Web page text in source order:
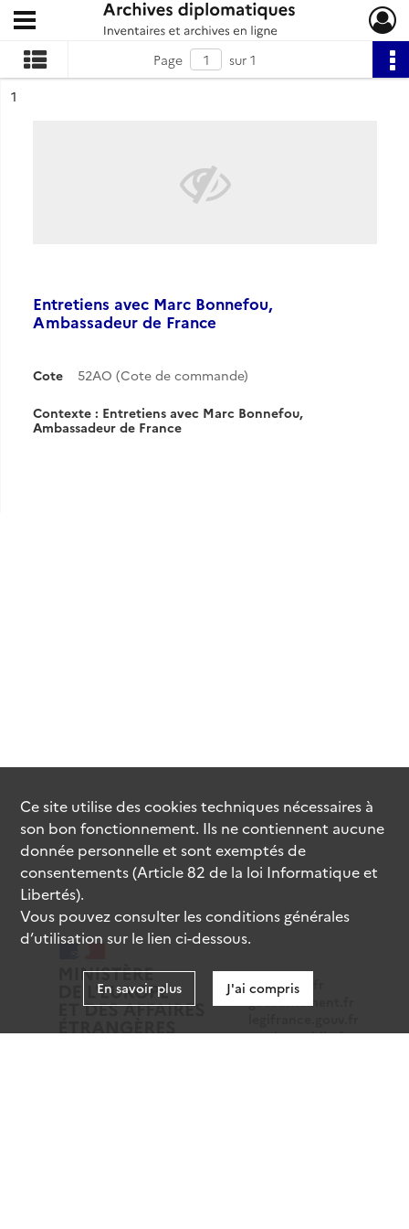
Archives diplomatiques
Ouvrir le menu déroulant
Page
sur 1
n°
1
Entretiens avec Marc Bonnefou,
Ambassadeur de France
Cote 52AO (Cote de commande)
Contexte : Entretiens avec Marc Bonnefou,
Ambassadeur de France
data.gouv.fr
gouvernement.fr
service-public.fr
Ce site utilise descookiestechniques nécessaires à
son bon fonctionnement. Ils ne contiennent aucune
donnée personnelle et sont exemptés de
consentements (Article 82 de la loi Informatique et
Libertés).
Vous pouvez consulter les conditions générales
d’utilisation sur le lien ci-dessous.
En savoir plus J'ai compris